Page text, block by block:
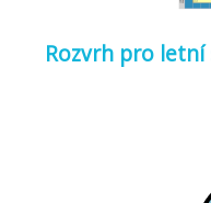
Rozvrh pro